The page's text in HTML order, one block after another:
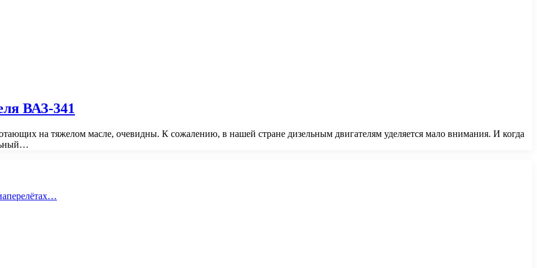
ВАЗ-341
на тяжелом масле, очевидны. К сожалению, в нашей стране дизельным двигателям уделяется мало внимания. И когда